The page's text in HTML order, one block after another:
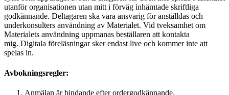
utanför organisationen utan mitt i förväg inhämtade skriftliga
godkännande. Deltagaren ska vara ansvarig för anställdas och
underkonsulters användning av Materialet. Vid tveksamhet om
Materialets användning uppmanas beställaren att kontakta
mig. Digitala föreläsningar sker endast live och kommer inte att
spelas in.
Avbokningsregler:
Anmälan är bindande efter ordergodkännande.